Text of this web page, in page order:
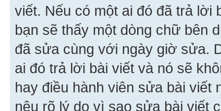
viết. Nếu có một ai đó đã trả lời
bạn sẽ thấy một dòng chữ bên
đã sửa cùng với ngày giờ sửa.
ai đó trả lời bài viết và nó sẽ
hay điều hành viên sửa bài viết
nêu rõ lý do vì sao sửa bài viết